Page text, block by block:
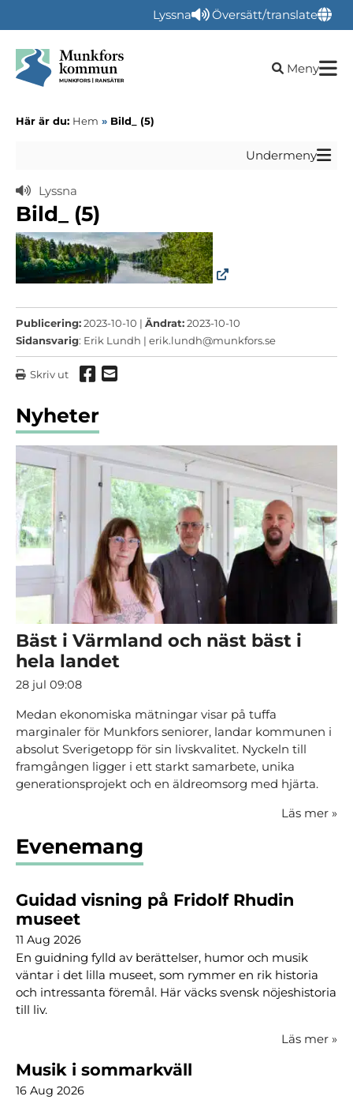
Lyssna Översätt/translate
Öppna
Meny
Här är du: Hem » Bild_ (5)
Undermeny
Lyssna
Bild_ (5)
Publicering:2023-10-10 | Ändrat:2023-10-10
Sidansvarig: Erik Lundh | erik.lundh@munkfors.se
Skriv ut Dela via Facebook
Dela via mail
Nyheter
Bäst i Värmland och näst bäst i
hela landet
28 jul 09:08
Medan ekonomiska mätningar visar på tuffa
marginaler för Munkfors seniorer, landar kommunen i
absolut Sverigetopp för sin livskvalitet. Nyckeln till
framgången ligger i ett starkt samarbete, unika
generationsprojekt och en äldreomsorg med hjärta.
Läs mer »
Evenemang
Guidad visning på Fridolf Rhudin
museet
11 Aug 2026
En guidning fylld av berättelser, humor och musik
väntar i det lilla museet, som rymmer en rik historia
och intressanta föremål. Här väcks svensk nöjeshistoria
till liv.
Läs mer »
Musik i sommarkväll
16 Aug 2026